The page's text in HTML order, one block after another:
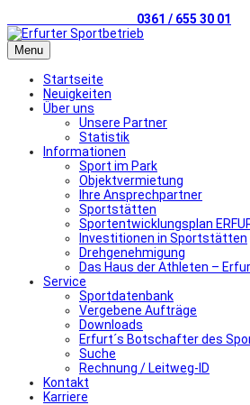
0361 / 655 30 01
Menu
Startseite
Neuigkeiten
Über uns
Unsere Partner
Statistik
Informationen
Sport im Park
Objektvermietung
Ihre Ansprechpartner
Sportstätten
Sportentwicklungsplan
Investitionen in Sportstätten
Drehgenehmigung
Das Haus der Athleten –
Service
Sportdatenbank
Vergebene Aufträge
Downloads
Erfurt´s Botschafter des
Suche
Rechnung / Leitweg-ID
Kontakt
Karriere